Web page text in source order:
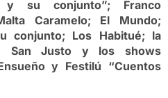
su conjunto”; Franco
Caramelo; El Mundo;
conjunto; Los Habitué; la
San Justo y los shows
y Festilú “Cuentos